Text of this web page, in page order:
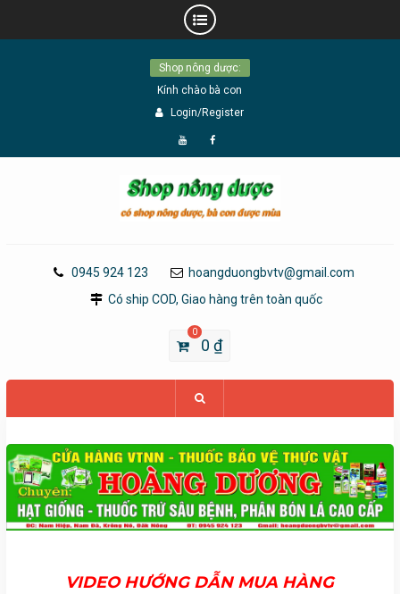
Shop nông dược:
Kính chào bà con
Login/Register
Đăng
YouTube
Page
0945 924 123
hoangduongbvtv@gmail.com
Có ship COD, Giao hàng trên toàn quốc
0
0₫
VIDEO HƯỚNG DẪN MUA HÀNG